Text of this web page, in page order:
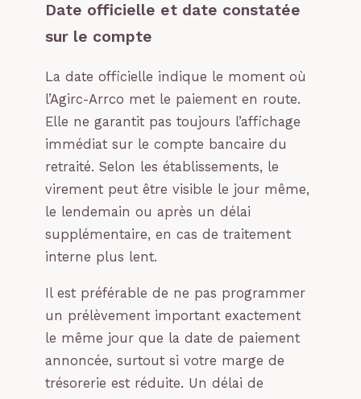
Date officielle et date constatée
sur le compte
La date officielle indique le moment où
l’Agirc-Arrco met le paiement en route.
Elle ne garantit pas toujours l’affichage
immédiat sur le compte bancaire du
retraité. Selon les établissements, le
virement peut être visible le jour même,
le lendemain ou après un délai
supplémentaire, en cas de traitement
interne plus lent.
Il est préférable de ne pas programmer
un prélèvement important exactement
le même jour que la date de paiement
annoncée, surtout si votre marge de
trésorerie est réduite. Un délai de